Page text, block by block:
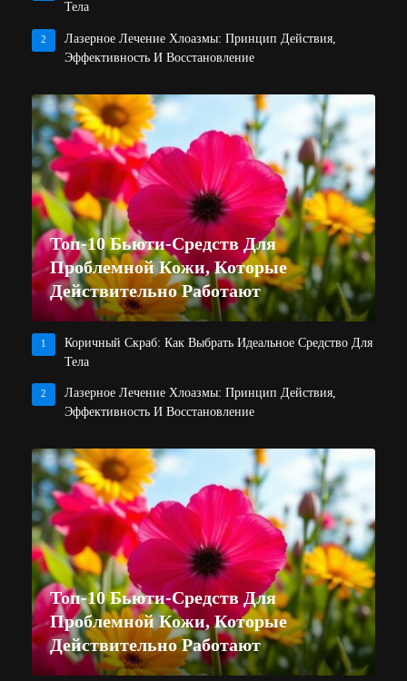
Тела
2
Лазерное Лечение Хлоазмы: Принцип Действия,
Эффективность И Восстановление
Топ-10 Бьюти-Средств Для
Проблемной Кожи, Которые
Действительно Работают
1
Коричный Скраб: Как Выбрать Идеальное Средство Для
Тела
2
Лазерное Лечение Хлоазмы: Принцип Действия,
Эффективность И Восстановление
Топ-10 Бьюти-Средств Для
Проблемной Кожи, Которые
Действительно Работают